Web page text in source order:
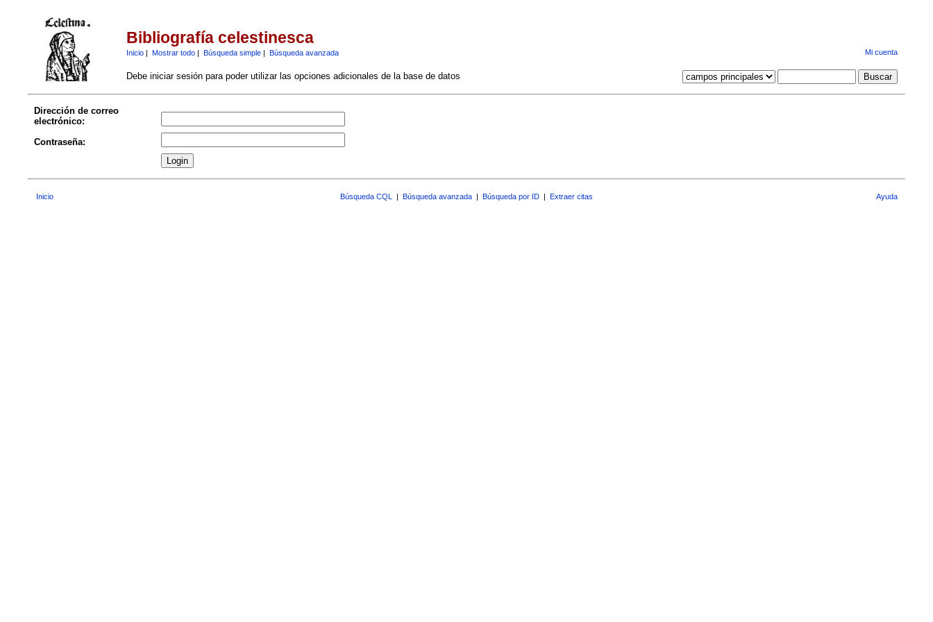
Bibliografía celestinesca
Inicio| Mostrar todo| Búsqueda simple| Búsqueda avanzada Mi cuenta
Debe iniciar sesión para poder utilizar las opciones adicionales de la base de datos
Dirección de correo
electrónico:
Contraseña:
Inicio Búsqueda CQL | Búsqueda avanzada | Búsqueda por ID | Extraer citas Ayuda